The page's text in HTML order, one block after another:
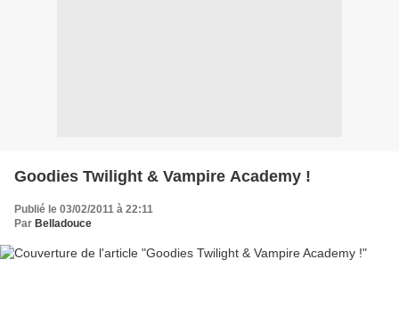
Goodies Twilight & Vampire Academy !
Publié le 03/02/2011 à 22:11
Par Belladouce